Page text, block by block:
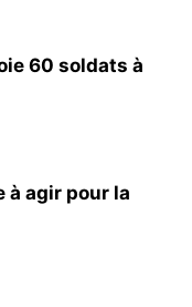
60 soldats à
à agir pour la